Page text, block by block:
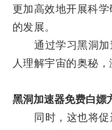
更加高效地开展科
的发展。
通过学习黑洞加
人理解宇宙的奥秘，
黑洞加速器免费白嫖
同时，这也将促